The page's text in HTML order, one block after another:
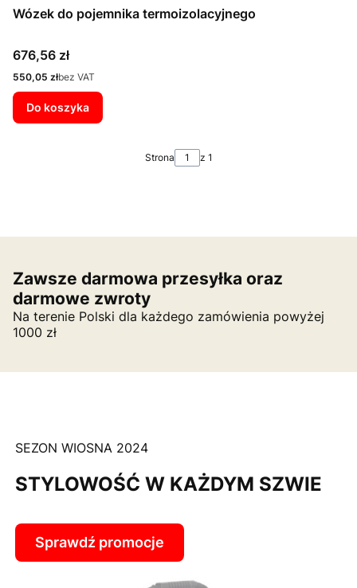
Wózek do pojemnika termoizolacyjnego
Cena
676,56 zł
Cena
550,05 złbez VAT
Do koszyka
Strona z 1
Zawsze darmowa przesyłka oraz
darmowe zwroty
Na terenie Polski dla każdego zamówienia powyżej
1000 zł
SEZON WIOSNA 2024
STYLOWOŚĆ W KAŻDYM SZWIE
Sprawdź promocje